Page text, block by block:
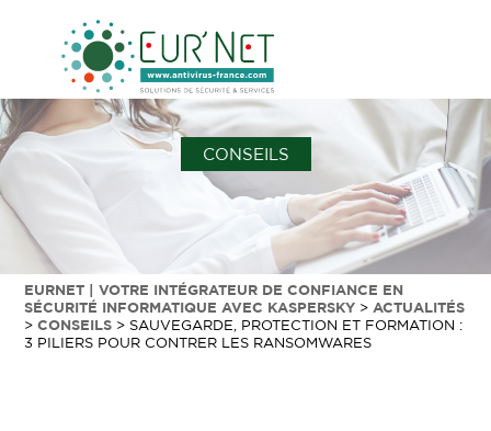
CONSEILS
EURNET | VOTRE INTÉGRATEUR DE CONFIANCE EN
SÉCURITÉ INFORMATIQUE AVEC KASPERSKY >ACTUALITÉS
>CONSEILS >SAUVEGARDE, PROTECTION ET FORMATION :
3 PILIERS POUR CONTRER LES RANSOMWARES